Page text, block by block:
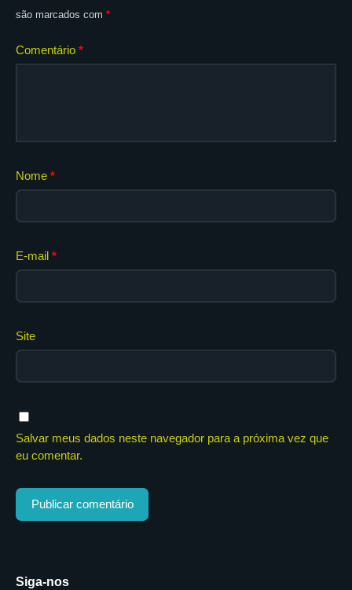
são marcados com *
Comentário *
Nome *
E-mail *
Site
Salvar meus dados neste navegador para a próxima vez que
eu comentar.
Siga-nos